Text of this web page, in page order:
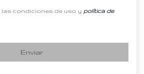
las condiciones de uso y política de
Enviar